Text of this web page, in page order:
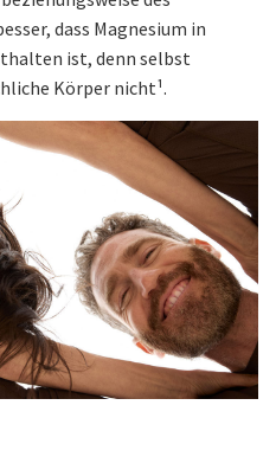
dass Magnesium in
ist, denn selbst
Körper nicht¹.